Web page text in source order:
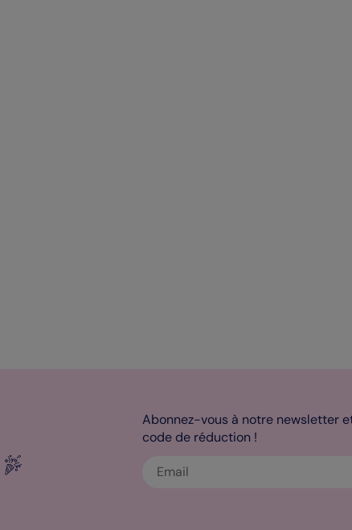
Abonnez-vous à notre newsletter
code de réduction !